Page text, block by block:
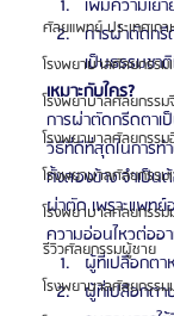
ศัลยแพทย์ ประเทศเก
โรงพยาบาลศัลยกรรม
โรงพยาบาลศัลยกรรม
โรงพยาบาลศัลยกรร
โรงพยาบาลศัลยกรรม
โรงพยาบาลศัลยกรรม
รีวิวศัลยกรรมผู้ชาย
โรงพยาบาลศัลยกรร
เพิ่มความเย้
การผ่าตัดกรี
เป็นธรรมชา
เหมาะกับใคร?
การผ่าตัดกรีดตาเ
วิธีที่ดีที่สุดในการท
ทั้งสองข้าง จำเป็
ผ่าตัด เพราะแพทย์
ความอ่อนไหวต่ออ
ผู้ที่เปลือกตา
ผู้ที่เปลือกตา